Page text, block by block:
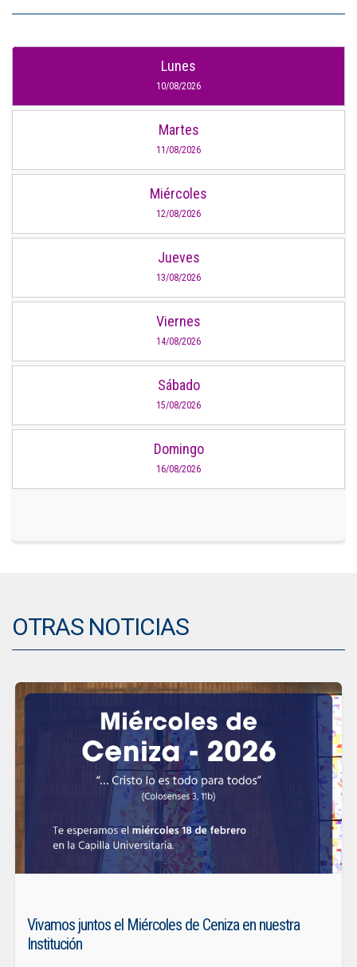
Lunes
10/08/2026
Martes
11/08/2026
Miércoles
12/08/2026
Jueves
13/08/2026
Viernes
14/08/2026
Sábado
15/08/2026
Domingo
16/08/2026
OTRAS NOTICIAS
Vivamos juntos el Miércoles de Ceniza en nuestra
Institución